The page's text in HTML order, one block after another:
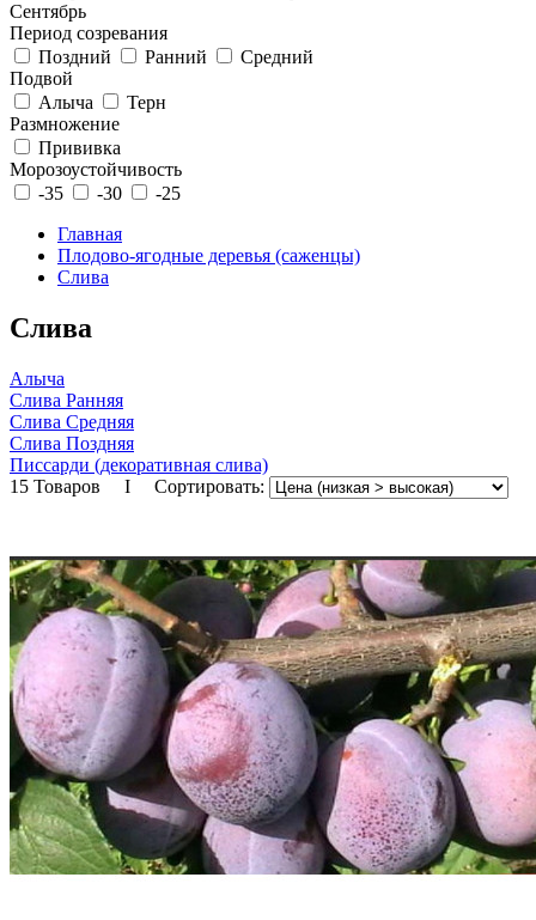
Сентябрь
Период созревания
Поздний
Ранний
Средний
Подвой
Алыча
Терн
Размножение
Прививка
Морозоустойчивость
-35
-30
-25
Главная
Плодово-ягодные деревья (саженцы)
Слива
Слива
Алыча
Слива Ранняя
Слива Средняя
Слива Поздняя
Писсарди (декоративная слива)
15 Товаров I Сортировать: